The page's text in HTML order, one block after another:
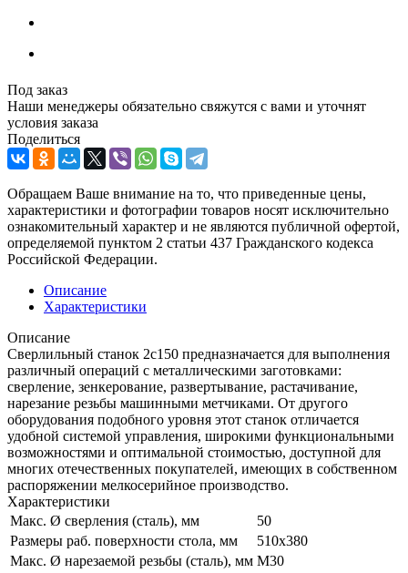
Под заказ
Наши менеджеры обязательно свяжутся с вами и уточнят
условия заказа
Поделиться
Обращаем Ваше внимание на то, что приведенные цены,
характеристики и фотографии товаров носят исключительно
ознакомительный характер и не являются публичной офертой,
определяемой пунктом 2 статьи 437 Гражданского кодекса
Российской Федерации.
Описание
Характеристики
Описание
Сверлильный станок 2с150 предназначается для выполнения
различный операций с металлическими заготовками:
сверление, зенкерование, развертывание, растачивание,
нарезание резьбы машинными метчиками. От другого
оборудования подобного уровня этот станок отличается
удобной системой управления, широкими функциональными
возможностями и оптимальной стоимостью, доступной для
многих отечественных покупателей, имеющих в собственном
распоряжении мелкосерийное производство.
Характеристики
Макс. Ø сверления (сталь), мм
50
Размеры раб. поверхности стола, мм
510x380
Макс. Ø нарезаемой резьбы (сталь), мм М30